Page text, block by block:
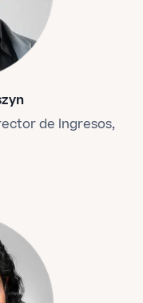
de Ingresos,